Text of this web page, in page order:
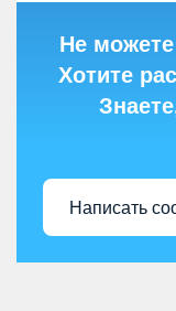
Не можете
Хотите
Написать